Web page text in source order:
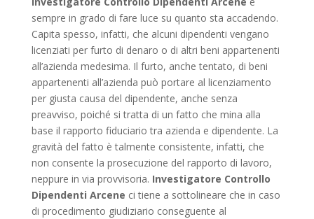
sempre in grado di fare luce su quanto sta accadendo.
Capita spesso, infatti, che alcuni dipendenti vengano
licenziati per furto di denaro o di altri beni appartenenti
all’azienda medesima. Il furto, anche tentato, di beni
appartenenti all’azienda può portare al licenziamento
per giusta causa del dipendente, anche senza
preavviso, poiché si tratta di un fatto che mina alla
base il rapporto fiduciario tra azienda e dipendente. La
gravità del fatto è talmente consistente, infatti, che
non consente la prosecuzione del rapporto di lavoro,
neppure in via provvisoria. Investigatore Controllo
Dipendenti Arcene ci tiene a sottolineare che in caso
di procedimento giudiziario conseguente al